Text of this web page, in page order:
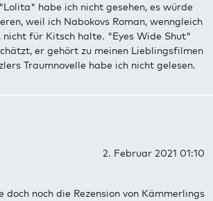
habe ich nicht gesehen, es würde
weil ich Nabokovs Roman, wenngleich
für Kitsch halte. "Eyes Wide Shut"
er gehört zu meinen Lieblingsfilmen
Traumnovelle habe ich nicht gelesen.
2. Februar 2021 01:10
doch noch die Rezension von Kämmerlings